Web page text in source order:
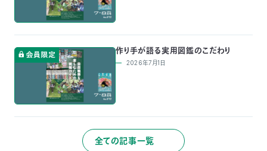
作り手が語る実用図鑑のこだわり
2026年7月1日
全ての記事一覧